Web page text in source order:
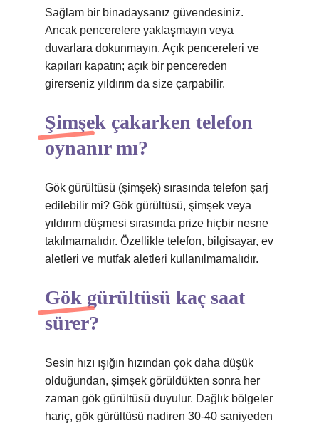
Sağlam bir binadaysanız güvendesiniz.
Ancak pencerelere yaklaşmayın veya
duvarlara dokunmayın. Açık pencereleri ve
kapıları kapatın; açık bir pencereden
girerseniz yıldırım da size çarpabilir.
Şimşek çakarken telefon
oynanır mı?
Gök gürültüsü (şimşek) sırasında telefon şarj
edilebilir mi? Gök gürültüsü, şimşek veya
yıldırım düşmesi sırasında prize hiçbir nesne
takılmamalıdır. Özellikle telefon, bilgisayar, ev
aletleri ve mutfak aletleri kullanılmamalıdır.
Gök gürültüsü kaç saat
sürer?
Sesin hızı ışığın hızından çok daha düşük
olduğundan, şimşek görüldükten sonra her
zaman gök gürültüsü duyulur. Dağlık bölgeler
hariç, gök gürültüsü nadiren 30-40 saniyeden